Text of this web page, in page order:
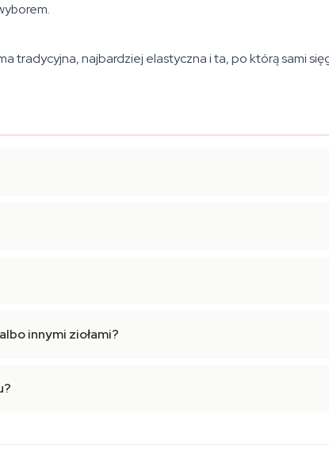
tradycyjna, najbardziej elastyczna i ta, po którą sami
innymi ziołami?